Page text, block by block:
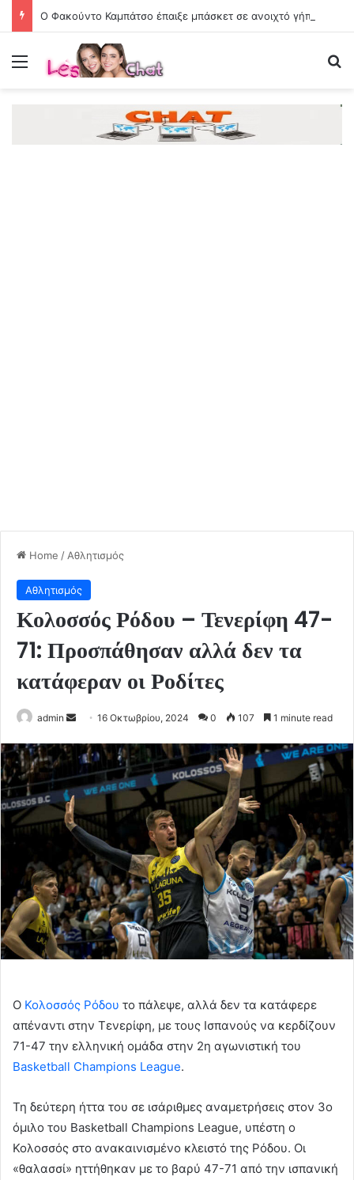
Menu
Home / Αθλητισμός
Αθλητισμός
Κολοσσός Ρόδου – Τενερίφη 47-
71: Προσπάθησαν αλλά δεν τα
κατάφεραν οι Ροδίτες
admin
Send
email
16 Οκτωβρίου, 2024 0 107 1 minute read
Ο Κολοσσός Ρόδου το πάλεψε, αλλά δεν τα κατάφερε
απέναντι στην Τενερίφη, με τους Ισπανούς να κερδίζουν
71-47 την ελληνική ομάδα στην 2η αγωνιστική του
Basketball Champions League.
Τη δεύτερη ήττα του σε ισάριθμες αναμετρήσεις στον 3ο
όμιλο του Basketball Champions League, υπέστη ο
Κολοσσός στο ανακαινισμένο κλειστό της Ρόδου. Οι
«θαλασσί» ηττήθηκαν με το βαρύ 47-71 από την ισπανική